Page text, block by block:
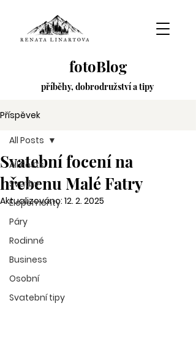
fotoBlog
příběhy,dobrodružstvía tipy
Příspěvek
All Posts
Svatby
Elopementy
Páry
Rodinné
Business
Osobní
Svatební tipy
All Posts
Svatební focení na
hřebenu Malé Fatry
Aktualizováno: 12. 2. 2025